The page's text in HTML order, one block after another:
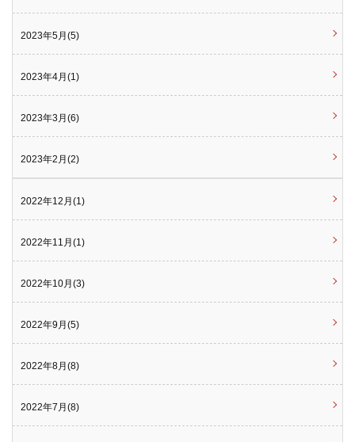
2023年5月(5)
2023年4月(1)
2023年3月(6)
2023年2月(2)
2022年12月(1)
2022年11月(1)
2022年10月(3)
2022年9月(5)
2022年8月(8)
2022年7月(8)